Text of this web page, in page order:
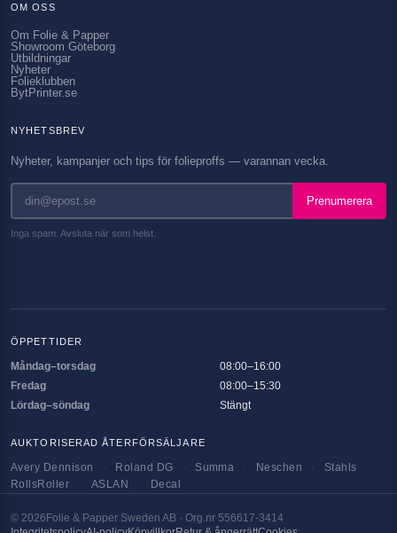
OM OSS
Om Folie & Papper
Showroom Göteborg
Utbildningar
Nyheter
Folieklubben
BytPrinter.se
NYHETSBREV
Nyheter, kampanjer och tips för folieproffs — varannan vecka.
Prenumerera
Inga spam. Avsluta när som helst.
ÖPPETTIDER
Måndag–torsdag
08:00–16:00
Fredag
08:00–15:30
Lördag–söndag
Stängt
AUKTORISERAD ÅTERFÖRSÄLJARE
Avery Dennison Roland DG Summa Neschen Stahls
RollsRoller
ASLAN Decal
© 2026 Folie & Papper Sweden AB · Org.nr 556617-3414